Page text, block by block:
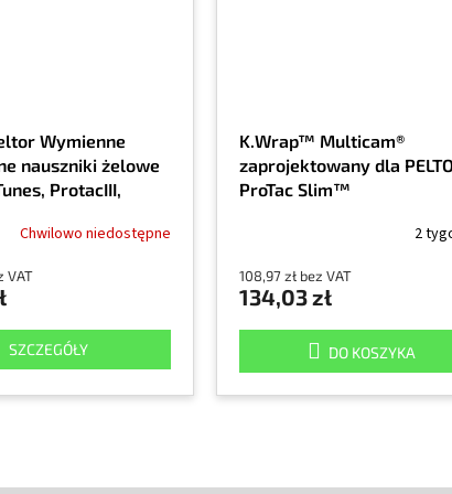
Wymienne
nauszniki żelowe
ProtacIII,
Chwilowo niedostępne
VAT
SZCZEGÓŁY
K.Wrap™ Multicam®
zaprojektowany dla
ProTac Slim™
2
108,97 zł bez VAT
134,03 zł
DO KOSZYKA